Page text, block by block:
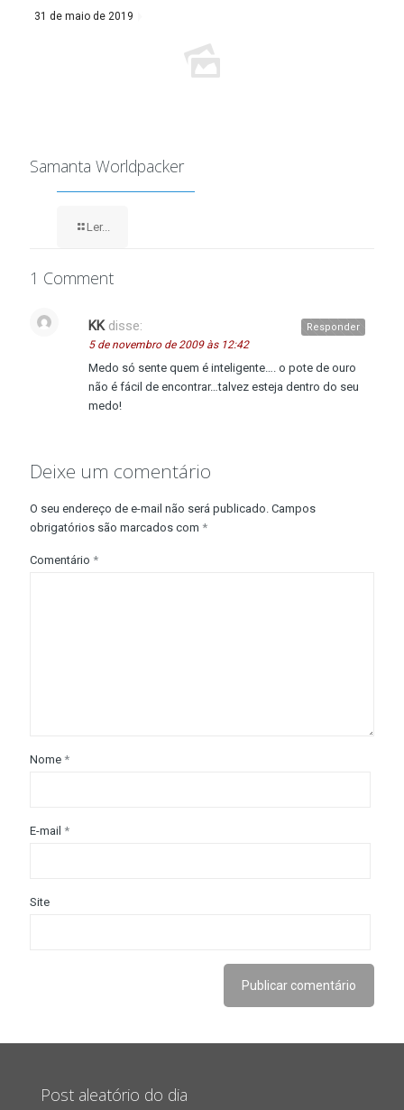
31 de maio de 2019
Samanta Worldpacker
Ler...
1 Comment
KK disse:
5 de novembro de 2009 às 12:42
Medo só sente quem é inteligente…. o pote de ouro
não é fácil de encontrar…talvez esteja dentro do seu
medo!
Responder
Deixe um comentário
O seu endereço de e-mail não será publicado. Campos
obrigatórios são marcados com *
Comentário *
Nome *
E-mail *
Site
Post aleatório do dia